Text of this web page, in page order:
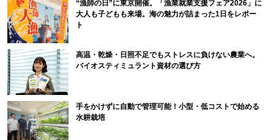
“漁師の日”に東京開催。「漁業就業支援フェア2026」に
大人も子どもも来場。海の魅力が詰まった1日をレポー
ト
高温・乾燥・日照不足でもストレスに負けない農業へ。
バイオスティミュラント資材の選び方
手をかけずに自動で管理可能！小型・低コストで始める
水耕栽培